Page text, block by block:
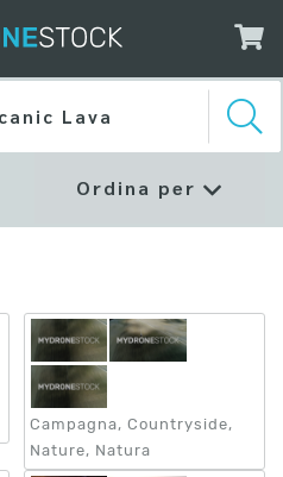
Ordina per
Campagna, Countryside,
Nature, Natura